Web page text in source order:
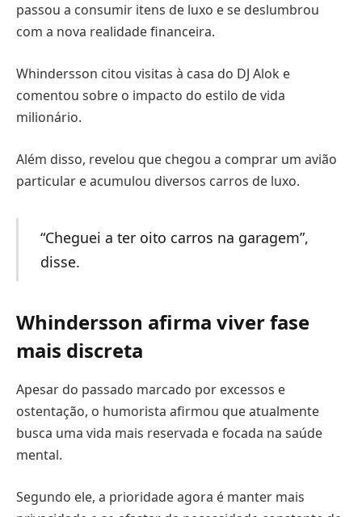
passou a consumir itens de luxo e se deslumbrou
com a nova realidade financeira.
Whindersson citou visitas à casa do DJ Alok e
comentou sobre o impacto do estilo de vida
milionário.
Além disso, revelou que chegou a comprar um avião
particular e acumulou diversos carros de luxo.
“Cheguei a ter oito carros na garagem”,
disse.
Whindersson afirma viver fase
mais discreta
Apesar do passado marcado por excessos e
ostentação, o humorista afirmou que atualmente
busca uma vida mais reservada e focada na saúde
mental.
Segundo ele, a prioridade agora é manter mais